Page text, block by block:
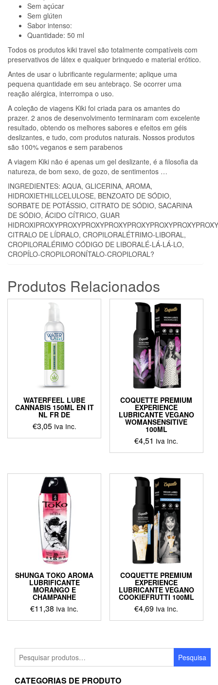
Sem açúcar
Sem glúten
Sabor intenso:
Quantidade: 50 ml
Todos os produtos kiki travel são totalmente compatíveis com
preservativos de látex e qualquer brinquedo e material erótico.
Antes de usar o lubrificante regularmente; aplique uma
pequena quantidade em seu antebraço. Se ocorrer uma
reação alérgica, interrompa o uso.
A coleção de viagens Kiki foi criada para os amantes do
prazer. 2 anos de desenvolvimento terminaram com excelente
resultado, obtendo os melhores sabores e efeitos em géis
deslizantes, e tudo, com produtos naturais. Nossos produtos
são 100% veganos e sem parabenos
A viagem Kiki não é apenas um gel deslizante, é a filosofia da
natureza, de bom sexo, de gozo, de sentimentos …
INGREDIENTES: AQUA, GLICERINA, AROMA,
HIDROXIETHILLCELULOSE, BENZOATO DE SÓDIO,
SORBATE DE POTÁSSIO, CITRATO DE SÓDIO, SACARINA
DE SÓDIO, ÁCIDO CÍTRICO, GUAR
CITRALO DE LÍDRALO, CROPILORALÉTRIMO-LIBORAL,
CROPILORALÉRIMO CÓDIGO DE LIBORALÉ-LÁ-LÁ-LO,
CROPÍLO-CROPILORONÍTALO-CROPILORAL?
Produtos Relacionados
WATERFEEL LUBE
CANNABIS 150ML EN IT
NL FR DE
€3,05 Iva Inc.
COQUETTE PREMIUM
EXPERIENCE
LUBRICANTE VEGANO
WOMANSENSITIVE
100ML
€4,51 Iva Inc.
SHUNGA TOKO AROMA
LUBRIFICANTE
MORANGO E
CHAMPANHE
€11,38 Iva Inc.
COQUETTE PREMIUM
EXPERIENCE
LUBRICANTE VEGANO
COOKIEFRUTTI 100ML
€4,69 Iva Inc.
por:
Pesquisa
CATEGORIAS DE PRODUTO